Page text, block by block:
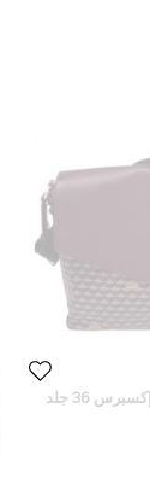
حقيبة ماسنجر فو لي بيدج إكسبرس 36 جلد